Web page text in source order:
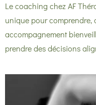
Le coaching chez AF
unique pour comprendre,
accompagnement
prendre des décisions